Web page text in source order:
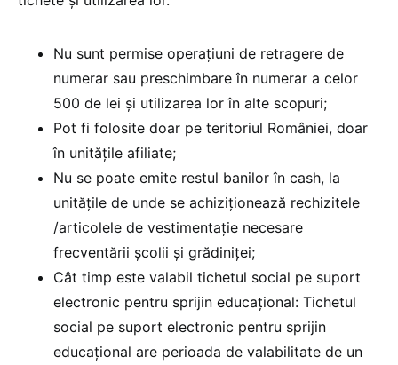
Nu sunt permise operațiuni de retragere de
numerar sau preschimbare în numerar a celor
500 de lei și utilizarea lor în alte scopuri;
Pot fi folosite doar pe teritoriul României, doar
în unitățile afiliate;
Nu se poate emite restul banilor în cash, la
unitățile de unde se achiziționează rechizitele
/articolele de vestimentație necesare
frecventării școlii și grădiniței;
Cât timp este valabil tichetul social pe suport
electronic pentru sprijin educațional: Tichetul
social pe suport electronic pentru sprijin
educațional are perioada de valabilitate de un